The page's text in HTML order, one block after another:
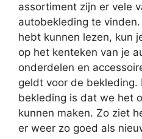
assortiment zijn er vele
autobekleding te
hebt kunnen lezen, kun
op het kenteken van je
onderdelen en
geldt voor de bekleding.
bekleding is dat we het
kunnen maken. Zo ziet
er weer zo goed als